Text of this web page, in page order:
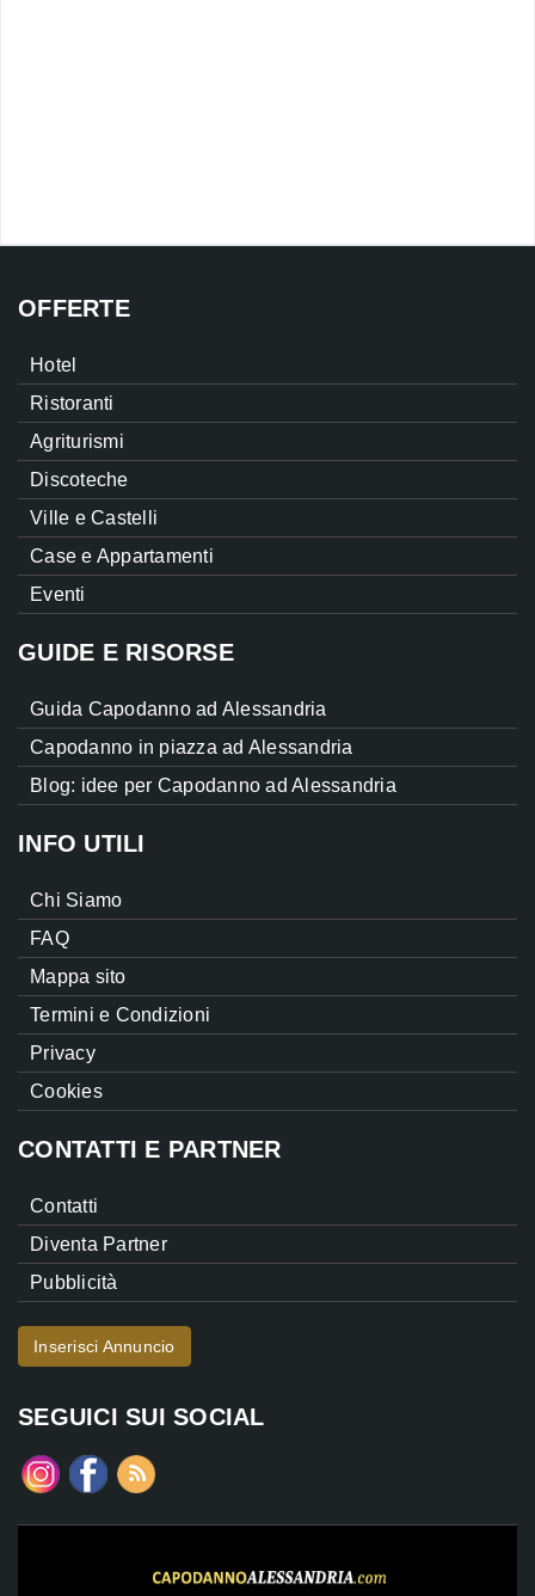
OFFERTE
Hotel
Ristoranti
Agriturismi
Discoteche
Ville e Castelli
Case e Appartamenti
Eventi
GUIDE E RISORSE
Guida Capodanno ad Alessandria
Capodanno in piazza ad Alessandria
Blog: idee per Capodanno ad Alessandria
INFO UTILI
Chi Siamo
FAQ
Mappa sito
Termini e Condizioni
Privacy
Cookies
CONTATTI E PARTNER
Contatti
Diventa Partner
Pubblicità
Inserisci Annuncio
SEGUICI SUI SOCIAL